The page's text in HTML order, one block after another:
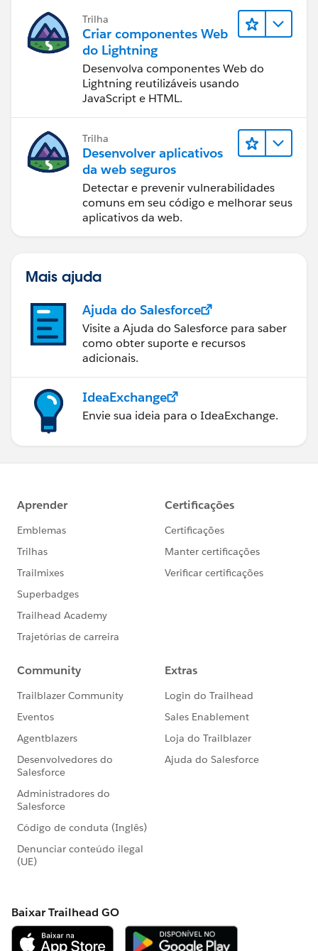
Trilha
Criar componentes Web
do Lightning
Desenvolva componentes Web do
Lightning reutilizáveis usando
JavaScript e HTML.
Trilha
Desenvolver aplicativos
da web seguros
Detectar e prevenir vulnerabilidades
comuns em seu código e melhorar seus
aplicativos da web.
Mais ajuda
Ajuda do Salesforce
Visite a Ajuda do Salesforce para saber
como obter suporte e recursos
adicionais.
IdeaExchange
Envie sua ideia para o IdeaExchange.